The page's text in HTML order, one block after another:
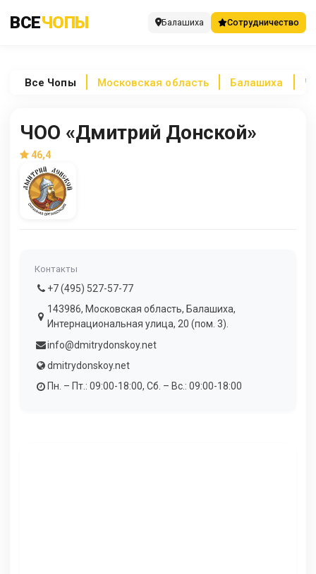
ВСЕЧОПЫ Балашиха Сотрудничество
Все Чопы Московская область Балашиха
ЧОО «Дмитрий Донской»
46,4
Контакты
+7 (495) 527-57-77
143986, Московская область, Балашиха,
Интернациональная улица, 20 (пом. 3).
info@dmitrydonskoy.net
dmitrydonskoy.net
Пн. – Пт.: 09:00-18:00, Сб. – Вс.: 09:00-18:00